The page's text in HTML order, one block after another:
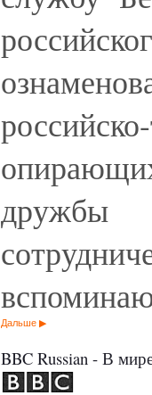
Дальше
BBC Russian - В